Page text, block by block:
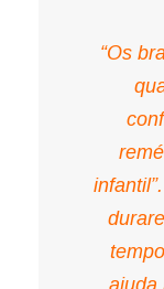
“Os